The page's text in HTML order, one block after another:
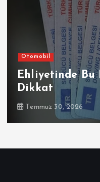
Otomobil
Ehliyetinde
Dikkat
Temmuz 30, 2026